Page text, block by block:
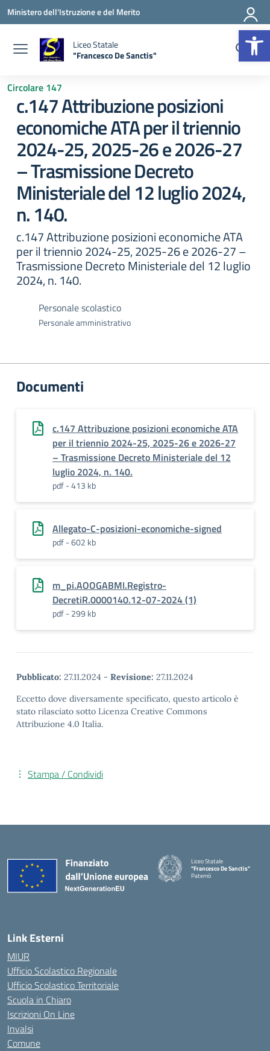
Vai ai contenuti
Vai al menu di navigazione
Vai al footer
Ministero dell'Istruzione e del Merito
Liceo Statale
"Francesco De Sanctis"
Circolare 147
c.147 Attribuzione posizioni
economiche ATA per il triennio
2024-25, 2025-26 e 2026-27
– Trasmissione Decreto
Ministeriale del 12 luglio 2024,
n. 140.
c.147 Attribuzione posizioni economiche ATA
per il triennio 2024-25, 2025-26 e 2026-27 –
Trasmissione Decreto Ministeriale del 12 luglio
2024, n. 140.
Personale scolastico
Personale amministrativo
Documenti
c.147 Attribuzione posizioni economiche ATA
per il triennio 2024-25, 2025-26 e 2026-27
– Trasmissione Decreto Ministeriale del 12
luglio 2024, n. 140.
pdf - 413 kb
Allegato-C-posizioni-economiche-signed
pdf - 602 kb
m_pi.AOOGABMI.Registro-
DecretiR.0000140.12-07-2024 (1)
pdf - 299 kb
Pubblicato: 27.11.2024 - Revisione: 27.11.2024
Eccetto dove diversamente specificato, questo articolo è
stato rilasciato sotto Licenza Creative Commons
Attribuzione 4.0 Italia.
Stampa / Condividi
Liceo Statale
"Francesco De Sanctis"
Paternò
Link Esterni
MIUR
Ufficio Scolastico Regionale
Ufficio Scolastico Territoriale
Scuola in Chiaro
Iscrizioni On Line
Invalsi
Comune